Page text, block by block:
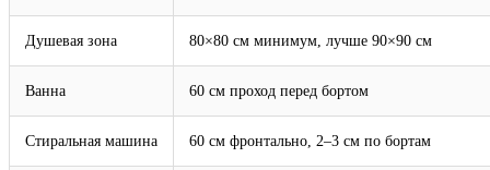
Душевая зона 80×80 см минимум, лучше 90×90 см
Ванна 60 см проход перед бортом
Стиральная машина 60 см фронтально, 2–3 см по бортам